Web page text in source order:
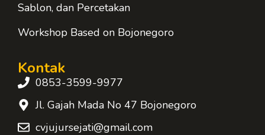
Sablon, dan Percetakan
Workshop Based on Bojonegoro
Kontak
0853-3599-9977
Jl. Gajah Mada No 47 Bojonegoro
cvjujursejati@gmail.com